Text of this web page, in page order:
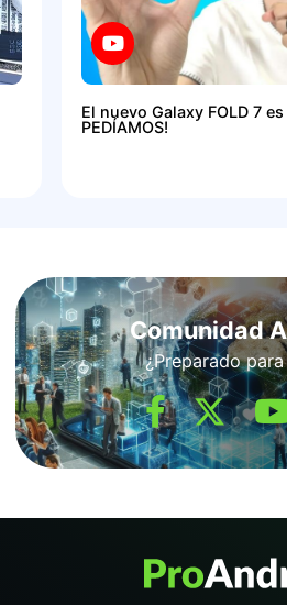
El nuevo Galaxy FOLD 7 es
PEDÍAMOS!
Comunidad
¿Preparado